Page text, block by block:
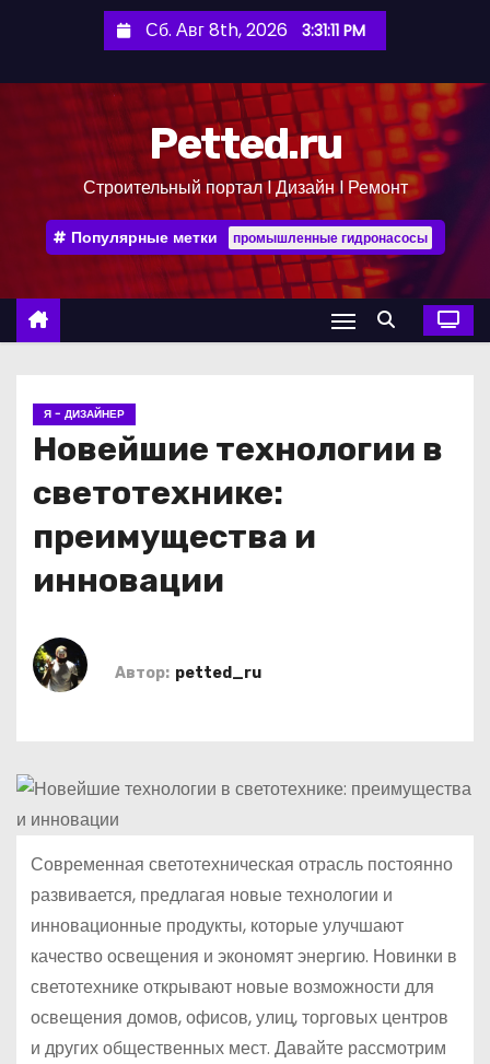
е
Сб. Авг 8th, 2026 3:31:12 PM
Petted.ru
Строительный портал l Дизайн l Ремонт
Популярные метки промышленные гидронасосы
Я - ДИЗАЙНЕР
Новейшие технологии в
светотехнике:
преимущества и
инновации
Автор: petted_ru
Современная светотехническая отрасль постоянно
развивается, предлагая новые технологии и
инновационные продукты, которые улучшают
качество освещения и экономят энергию. Новинки в
светотехнике открывают новые возможности для
освещения домов, офисов, улиц, торговых центров
и других общественных мест. Давайте рассмотрим